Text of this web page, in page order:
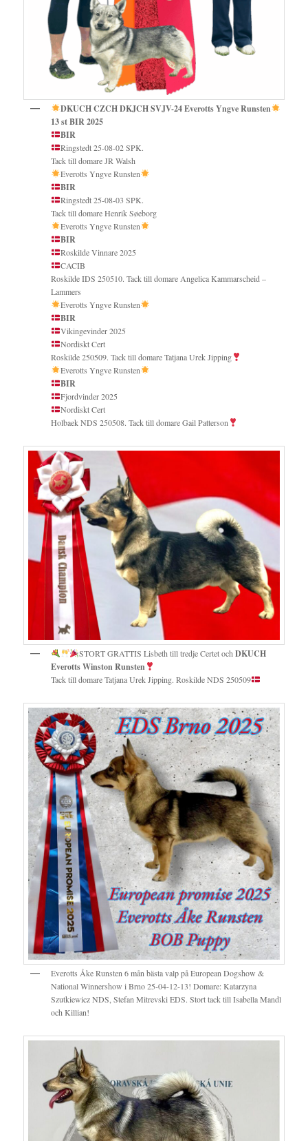
DKUCH CZCH DKJCH SVJV-24Everotts Yngve Runsten
13 st BIR 2025
BIR
Ringstedt 25-08-02 SPK.
Tack till domare JR Walsh
Everotts Yngve Runsten
BIR
Ringstedt 25-08-03 SPK.
Tack till domare Henrik Søeborg
Everotts Yngve Runsten
BIR
Roskilde Vinnare 2025
CACIB
Roskilde IDS 250510. Tack till domare Angelica Kammarscheid –
Lammers
Everotts Yngve Runsten
BIR
Vikingevinder 2025
Nordiskt Cert
Roskilde 250509. Tack till domare Tatjana Urek Jipping
Everotts Yngve Runsten
BIR
Fjordvinder 2025
Nordiskt Cert
Holbaek NDS 250508. Tack till domare Gail Patterson
STORT GRATTIS Lisbeth till tredje Certet ochDKUCH
Everotts Winston Runsten
Tack till domare Tatjana Urek Jipping. Roskilde NDS 250509
Everotts Åke Runsten 6 mån bästa valp på European Dogshow &
National Winnershow i Brno 25-04-12-13! Domare: Katarzyna
Szutkiewicz NDS, Stefan Mitrevski EDS. Stort tack till Isabella Mandl
och Killian!